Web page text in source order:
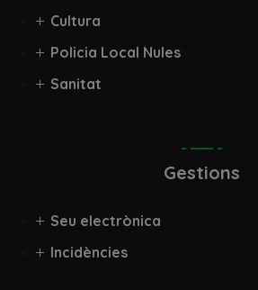
Cultura
Policia Local Nules
Sanitat
Gestions
Seu electrònica
Incidències